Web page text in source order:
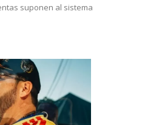
suponen al sistema